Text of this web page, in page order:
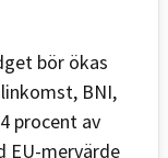
bör ökas
BNI,
procent av
EU-mervärde